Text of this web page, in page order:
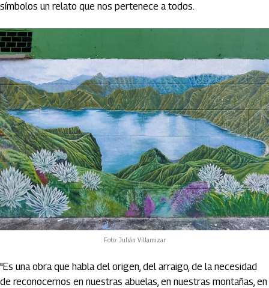
símbolos un relato que nos pertenece a todos.
Foto: Julián Villamizar
"Es una obra que habla del origen, del arraigo, de la necesidad
de reconocernos en nuestras abuelas, en nuestras montañas, en